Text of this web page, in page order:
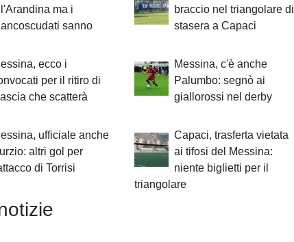
ma i
sanno
braccio nel triangolare di
stasera a Capaci
ecco i
per il ritiro di
che scatterà
Messina, c'è anche
Palumbo: segnò ai
giallorossi nel derby
ufficiale anche
altri gol per
di Torrisi
Capaci, trasferta vietata
ai tifosi del Messina:
niente biglietti per il
triangolare